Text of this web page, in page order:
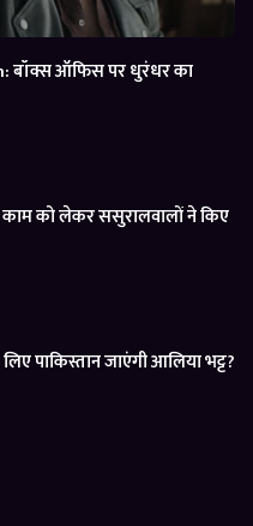
बॉक्स ऑफिस पर धुरंधर का
को लेकर ससुरालवालों ने किए
पाकिस्तान जाएंगी आलिया भट्ट?